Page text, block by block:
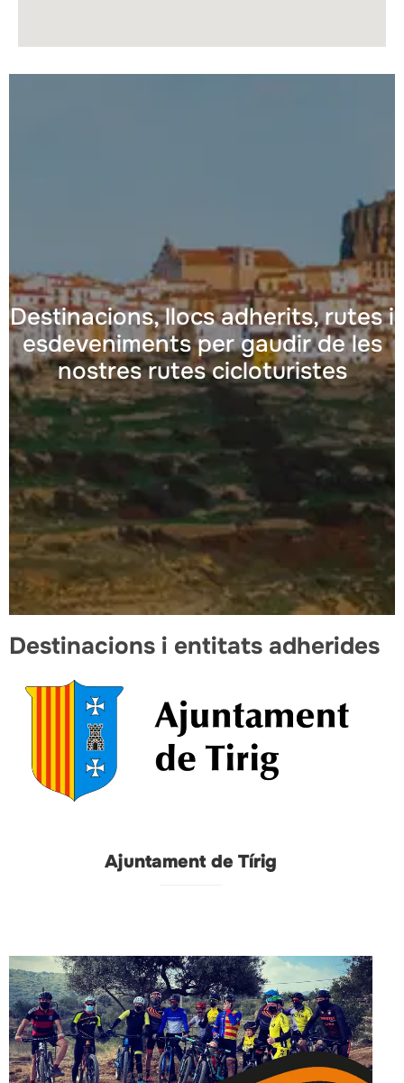
Destinacions, llocs adherits, rutes i
esdeveniments per gaudir de les
nostres rutes cicloturistes
Destinacions i entitats adherides
Ajuntament de Tírig